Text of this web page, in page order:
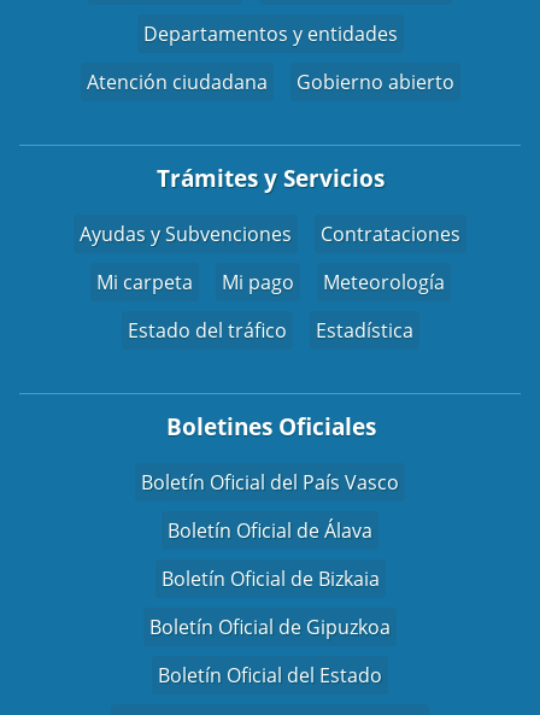
Departamentos y entidades
Atención ciudadana
Gobierno abierto
Trámites y Servicios
Ayudas y Subvenciones
Contrataciones
Mi carpeta
Mi pago
Meteorología
Estado del tráfico
Estadística
Boletines Oficiales
Boletín Oficial del País Vasco
Boletín Oficial de Álava
Boletín Oficial de Bizkaia
Boletín Oficial de Gipuzkoa
Boletín Oficial del Estado